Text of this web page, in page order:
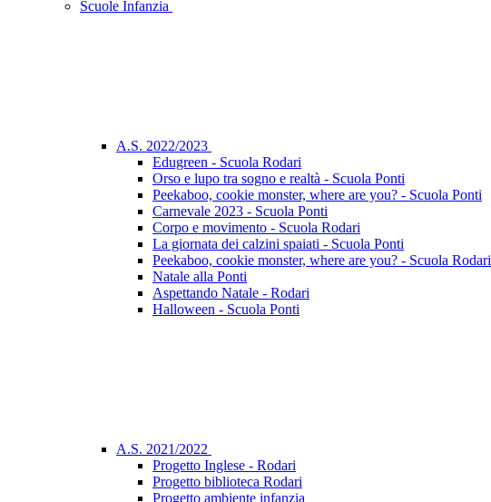
Scuole Infanzia
A.S. 2022/2023
Edugreen - Scuola Rodari
Orso e lupo tra sogno e realtà - Scuola Ponti
Peekaboo, cookie monster, where are you? - Scuola Ponti
Carnevale 2023 - Scuola Ponti
Corpo e movimento - Scuola Rodari
La giornata dei calzini spaiati - Scuola Ponti
Peekaboo, cookie monster, where are you? - Scuola Rodari
Natale alla Ponti
Aspettando Natale - Rodari
Halloween - Scuola Ponti
A.S. 2021/2022
Progetto Inglese - Rodari
Progetto biblioteca Rodari
Progetto ambiente infanzia